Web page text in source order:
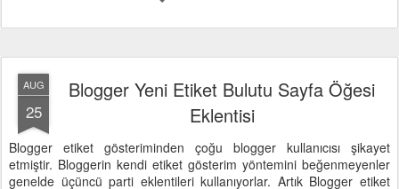
AUG
25
Blogger Yeni Etiket Bulutu Sayfa Öğesi
Eklentisi
Blogger etiket gösteriminden çoğu blogger kullanıcısı şikayet
etmiştir. Bloggerin kendi etiket gösterim yöntemini beğenmeyenler
genelde üçüncü parti eklentileri kullanıyorlar. Artık Blogger etiket